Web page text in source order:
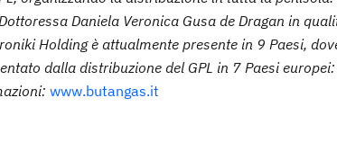
Daniela Veronica Gusa de Dragan in
Holding è attualmente presente in 9 Paesi,
dalla distribuzione del GPL in 7 Paesi
www.butangas.it